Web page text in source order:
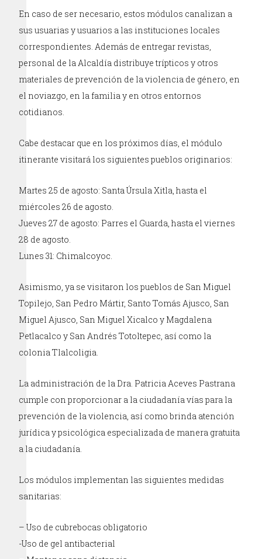
En caso de ser necesario, estos módulos canalizan a
sus usuarias y usuarios a las instituciones locales
correspondientes. Además de entregar revistas,
personal de la Alcaldía distribuye trípticos y otros
materiales de prevención de la violencia de género, en
el noviazgo, en la familia y en otros entornos
cotidianos.
Cabe destacar que en los próximos días, el módulo
itinerante visitará los siguientes pueblos originarios:
Martes 25 de agosto: Santa Úrsula Xitla, hasta el
miércoles 26 de agosto.
Jueves 27 de agosto: Parres el Guarda, hasta el viernes
28 de agosto.
Lunes 31: Chimalcoyoc.
Asimismo, ya se visitaron los pueblos de San Miguel
Topilejo, San Pedro Mártir, Santo Tomás Ajusco, San
Miguel Ajusco, San Miguel Xicalco y Magdalena
Petlacalco y San Andrés Totoltepec, así como la
colonia Tlalcoligia.
La administración de la Dra. Patricia Aceves Pastrana
cumple con proporcionar a la ciudadanía vías para la
prevención de la violencia, así como brinda atención
jurídica y psicológica especializada de manera gratuita
a la ciudadanía.
Los módulos implementan las siguientes medidas
sanitarias:
– Uso de cubrebocas obligatorio
-Uso de gel antibacterial